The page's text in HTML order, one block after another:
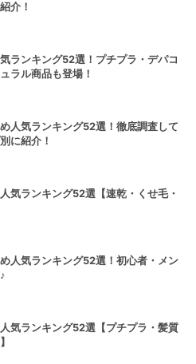
介！
ランキング52選！プチプラ・デパコ
ラル商品も登場！
人気ランキング52選！徹底調査して
に紹介！
気ランキング52選【速乾・くせ毛・
人気ランキング52選！初心者・メン
気ランキング52選【プチプラ・髪質